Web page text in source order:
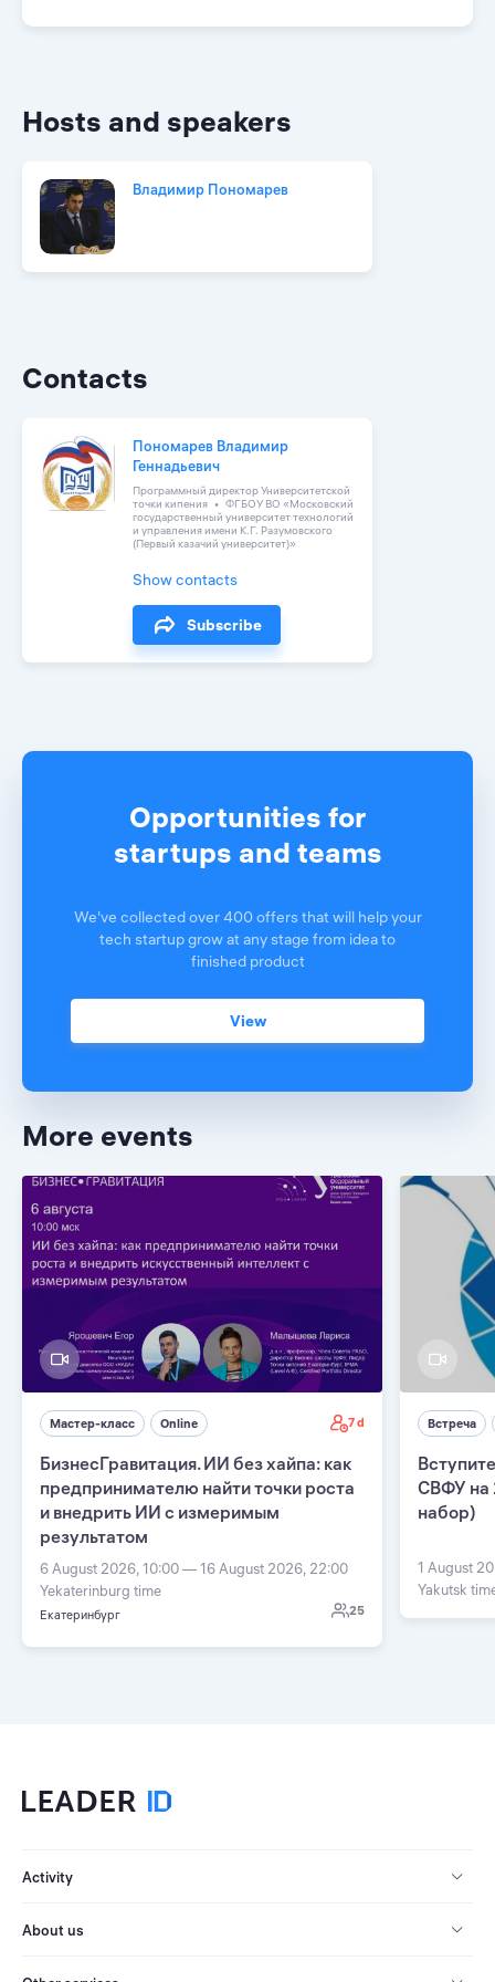
Hosts and speakers
Владимир Пономарев
Contacts
Пономарев Владимир
Геннадьевич
Программный директор Университетской
точки кипения
ФГБОУ ВО «Московский
государственный университет технологий
и управления имени К.Г. Разумовского
(Первый казачий университет)»
Show contacts
Subscribe
Opportunities for
startups and teams
We've collected over 400 offers that will help your
tech startup grow at any stage from idea to
finished product
View
More events
Мастер-класс Online 7 d
БизнесГравитация. ИИ без хайпа: как
предпринимателю найти точки роста
и внедрить ИИ с измеримым
результатом
6 August 2026, 10:00 — 16 August 2026, 22:00
Yekaterinburg time
Екатеринбург 25
Встреча
СВФУ на
набор)
1 August
Yakutsk
Activity
About us